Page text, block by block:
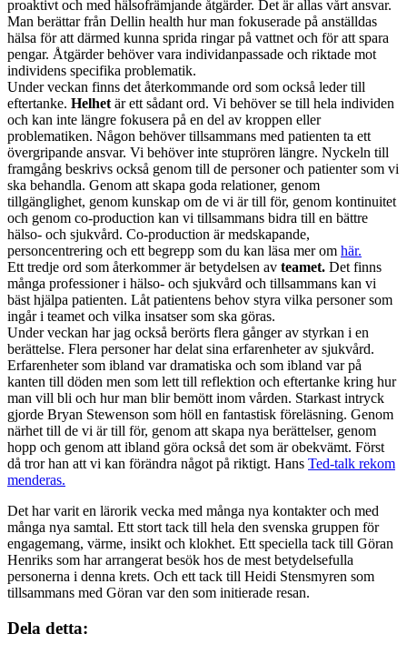
proaktivt och med hälsofrämjande åtgärder. Det är allas vårt ansvar.
Man berättar från Dellin health hur man fokuserade på anställdas
hälsa för att därmed kunna sprida ringar på vattnet och för att spara
pengar. Åtgärder behöver vara individanpassade och riktade mot
individens specifika problematik.
Under veckan finns det återkommande ord som också leder till
eftertanke. Helhet är ett sådant ord. Vi behöver se till hela individen
och kan inte längre fokusera på en del av kroppen eller
problematiken. Någon behöver tillsammans med patienten ta ett
övergripande ansvar. Vi behöver inte stuprören längre. Nyckeln till
framgång beskrivs också genom till de personer och patienter som vi
ska behandla. Genom att skapa goda relationer, genom
tillgänglighet, genom kunskap om de vi är till för, genom kontinuitet
och genom co-production kan vi tillsammans bidra till en bättre
hälso- och sjukvård. Co-production är medskapande,
personcentrering och ett begrepp som du kan läsa mer om här.
Ett tredje ord som återkommer är betydelsen av teamet. Det finns
många professioner i hälso- och sjukvård och tillsammans kan vi
bäst hjälpa patienten. Låt patientens behov styra vilka personer som
ingår i teamet och vilka insatser som ska göras.
Under veckan har jag också berörts flera gånger av styrkan i en
berättelse. Flera personer har delat sina erfarenheter av sjukvård.
Erfarenheter som ibland var dramatiska och som ibland var på
kanten till döden men som lett till reflektion och eftertanke kring hur
man vill bli och hur man blir bemött inom vården. Starkast intryck
gjorde Bryan Stewenson som höll en fantastisk föreläsning. Genom
närhet till de vi är till för, genom att skapa nya berättelser, genom
hopp och genom att ibland göra också det som är obekvämt. Först
då tror han att vi kan förändra något på riktigt. Hans Ted-talk rekom
menderas.
Det har varit en lärorik vecka med många nya kontakter och med
många nya samtal. Ett stort tack till hela den svenska gruppen för
engagemang, värme, insikt och klokhet. Ett speciella tack till Göran
Henriks som har arrangerat besök hos de mest betydelsefulla
personerna i denna krets. Och ett tack till Heidi Stensmyren som
tillsammans med Göran var den som initierade resan.
Dela detta: